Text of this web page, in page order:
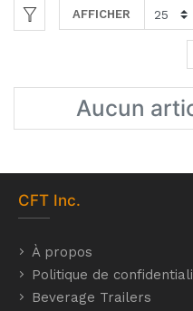
AFFICHER
Aucun
CFT Inc.
À propos
Politique de
Beverage Trailers